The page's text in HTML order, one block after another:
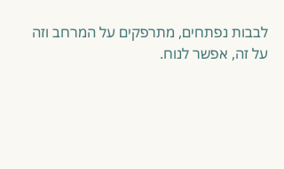
לבבות נפתחים, מתרפקים על המרחב וזה
על זה, אפשר לנוח.